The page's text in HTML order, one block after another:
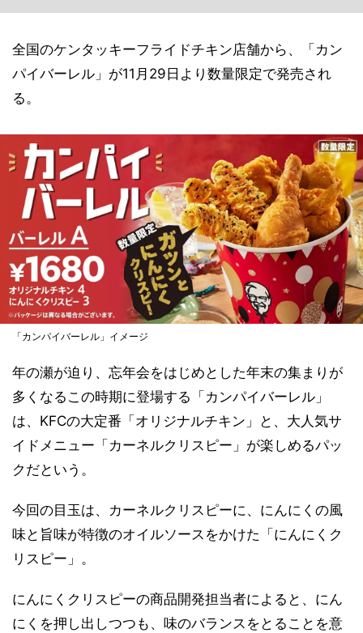
全国のケンタッキーフライドチキン店舗から、「カン
パイバーレル」が11月29日より数量限定で発売され
る。
「カンパイバーレル」イメージ
年の瀬が迫り、忘年会をはじめとした年末の集まりが
多くなるこの時期に登場する「カンパイバーレル」
は、KFCの大定番「オリジナルチキン」と、大人気サ
イドメニュー「カーネルクリスピー」が楽しめるパッ
クだという。
今回の目玉は、カーネルクリスピーに、にんにくの風
味と旨味が特徴のオイルソースをかけた「にんにくク
リスピー」。
にんにくクリスピーの商品開発担当者によると、にん
にくを押し出しつつも、味のバランスをとることを意